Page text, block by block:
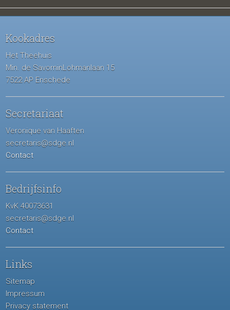
Kookadres
Het Theehuis
Min. de SavorninLohmanlaan 15
7522 AP Enschede
Secretariaat
Veronique van Haaften
secretaris@sdge.nl
Contact
Bedrijfsinfo
KvK 40073631
secretaris@sdge.nl
Contact
Links
Sitemap
Impressum
Privacy statement